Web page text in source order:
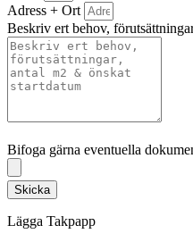
Adress + Ort
Beskriv ert behov,
Bifoga gärna eventuella
Skicka
Lägga Takpapp